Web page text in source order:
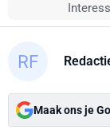
Maak ons je